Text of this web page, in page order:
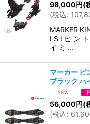
98,000円(
(税込:
MARKER
I S I ピ ン
イ ミ …
マーカー ビ
ブラック ハ
56,000円(
(税込: